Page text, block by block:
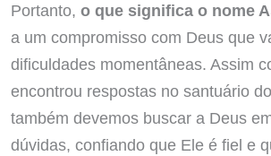
Portanto, o que significa o nome
a um compromisso com Deus que
dificuldades momentâneas. Assim
encontrou respostas no santuário
também devemos buscar a Deus
dúvidas, confiando que Ele é fiel e